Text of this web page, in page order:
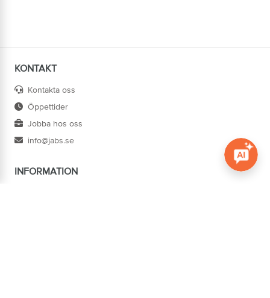
KONTAKT
Kontakta oss
Öppettider
Jobba hos oss
info@jabs.se
INFORMATION